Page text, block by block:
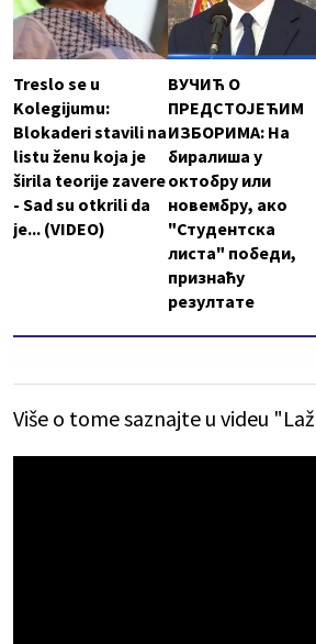
Treslo se u
Kolegijumu:
Blokaderi stavili na
listu ženu koja je
širila teorije zavere
- Sad su otkrili da
je... (VIDEO)
ВУЧИЋ О
ПРЕДСТОЈЕЋИМ
ИЗБОРИМА: На
биралиша у
октобру или
новембру, ако
"Студентска
листа" победи,
признаћу
резултате
Više o tome saznajte u videu